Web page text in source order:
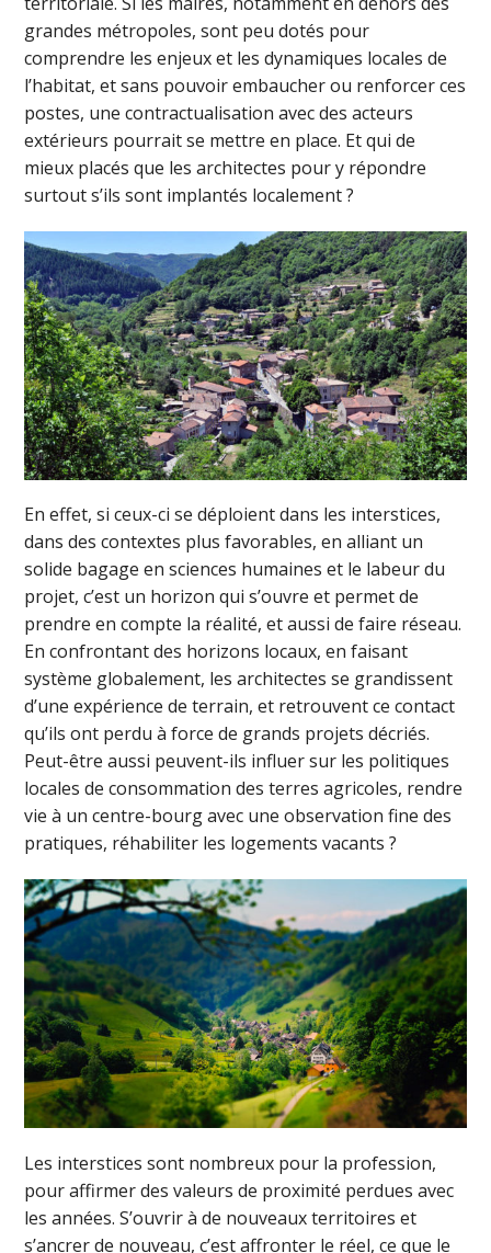
grandes métropoles, sont peu dotés pour
comprendre les enjeux et les dynamiques locales de
l’habitat, et sans pouvoir embaucher ou renforcer ces
postes, une contractualisation avec des acteurs
extérieurs pourrait se mettre en place. Et qui de
mieux placés que les architectes pour y répondre
surtout s’ils sont implantés localement ?
En effet, si ceux-ci se déploient dans les interstices,
dans des contextes plus favorables, en alliant un
solide bagage en sciences humaines et le labeur du
projet, c’est un horizon qui s’ouvre et permet de
prendre en compte la réalité, et aussi de faire réseau.
En confrontant des horizons locaux, en faisant
système globalement, les architectes se grandissent
d’une expérience de terrain, et retrouvent ce contact
qu’ils ont perdu à force de grands projets décriés.
Peut-être aussi peuvent-ils influer sur les politiques
locales de consommation des terres agricoles, rendre
vie à un centre-bourg avec une observation fine des
pratiques, réhabiliter les logements vacants ?
Les interstices sont nombreux pour la profession,
pour affirmer des valeurs de proximité perdues avec
les années. S’ouvrir à de nouveaux territoires et
s’ancrer de nouveau, c’est affronter le réel, ce que le